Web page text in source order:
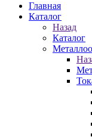
Главная
Каталог
Назад
Каталог